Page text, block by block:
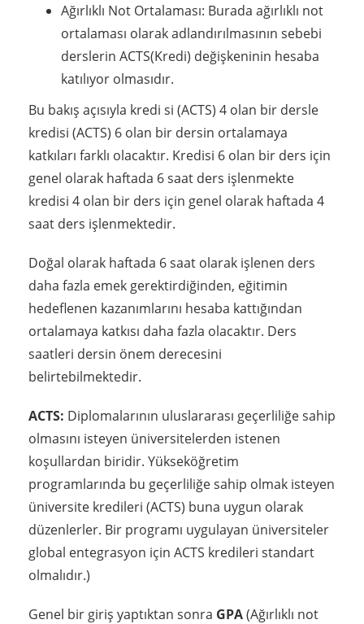
Ağırlıklı Not Ortalaması: Burada ağırlıklı not
ortalaması olarak adlandırılmasının sebebi
derslerin ACTS(Kredi) değişkeninin hesaba
katılıyor olmasıdır.
Bu bakış açısıyla kredi si (ACTS) 4 olan bir dersle
kredisi (ACTS) 6 olan bir dersin ortalamaya
katkıları farklı olacaktır. Kredisi 6 olan bir ders için
genel olarak haftada 6 saat ders işlenmekte
kredisi 4 olan bir ders için genel olarak haftada 4
saat ders işlenmektedir.
Doğal olarak haftada 6 saat olarak işlenen ders
daha fazla emek gerektirdiğinden, eğitimin
hedeflenen kazanımlarını hesaba kattığından
ortalamaya katkısı daha fazla olacaktır. Ders
saatleri dersin önem derecesini
belirtebilmektedir.
ACTS: Diplomalarının uluslararası geçerliliğe sahip
olmasını isteyen üniversitelerden istenen
koşullardan biridir. Yükseköğretim
programlarında bu geçerliliğe sahip olmak isteyen
üniversite kredileri (ACTS) buna uygun olarak
düzenlerler. Bir programı uygulayan üniversiteler
global entegrasyon için ACTS kredileri standart
olmalıdır.)
Genel bir giriş yaptıktan sonra GPA(Ağırlıklı not